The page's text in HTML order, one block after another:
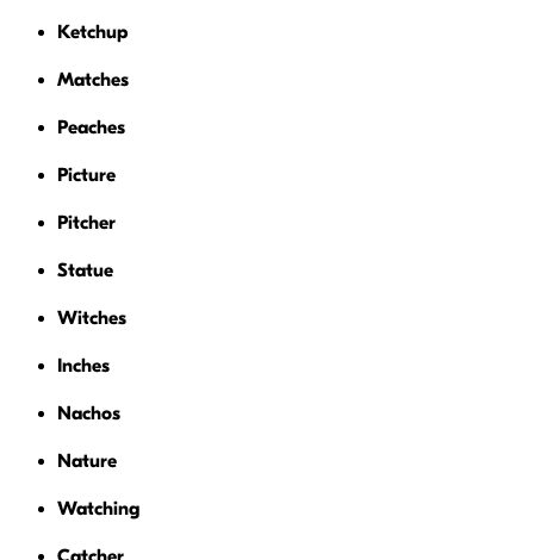
Ketchup
Matches
Peaches
Picture
Pitcher
Statue
Witches
Inches
Nachos
Nature
Watching